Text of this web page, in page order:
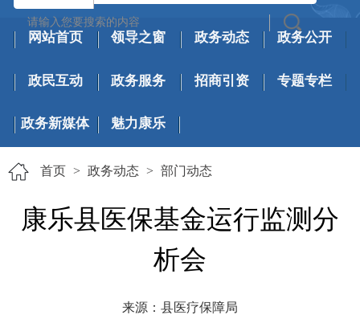
网站首页 领导之窗 政务动态 政务公开
政民互动 政务服务 招商引资 专题专栏
政务新媒体 魅力康乐
首页 > 政务动态 > 部门动态
康乐县医保基金运行监测分
析会
来源：县医疗保障局